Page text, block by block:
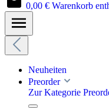
0,00 € Warenkorb
Neuheiten
Preorder
Zur Kategorie